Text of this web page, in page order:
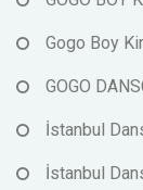
Gogo Boy
GOGO
İstanbul
İstanbul